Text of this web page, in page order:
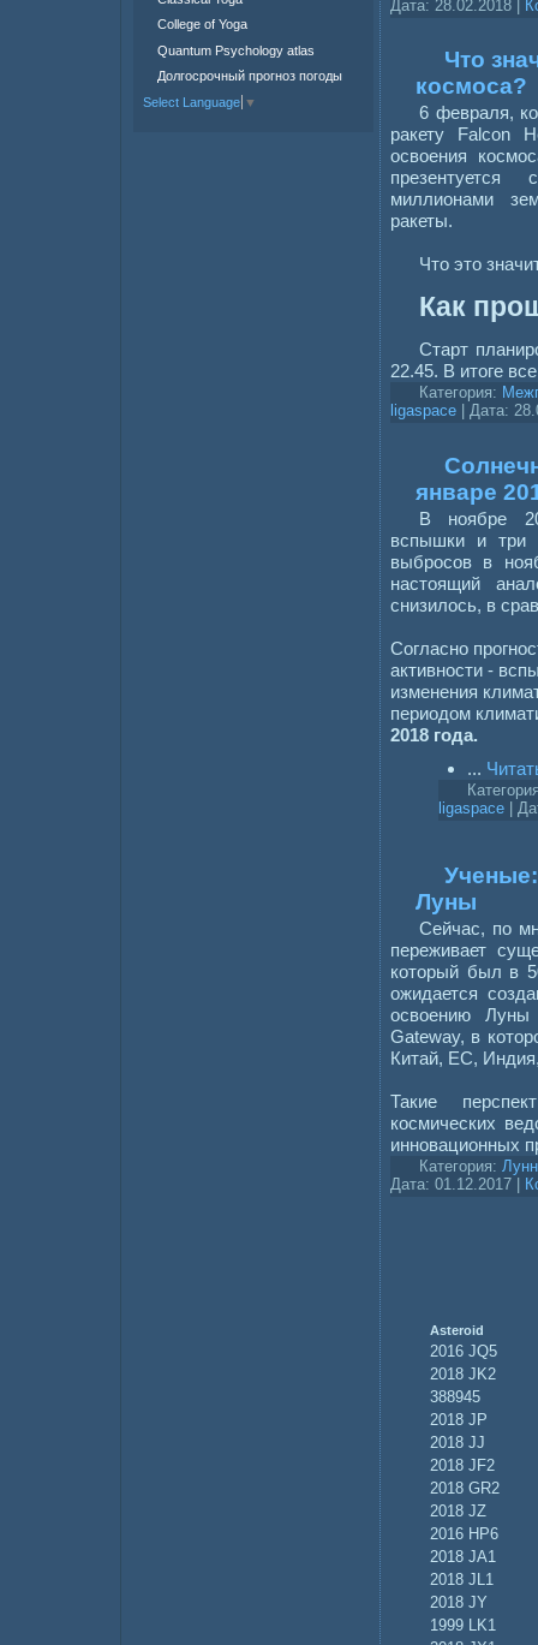
College of Yoga
Quantum Psychology atlas
Долгосрочный прогноз погоды
Select Language ▼
Дата: 28.02.2018
Что
космоса?
6 февраля,
ракету Falcon
освоения
миллионами
ракеты.
Что это
Как
Старт
22.45. В итоге
Категория:
ligaspace | Дата:
январе
В ноябре
вспышки и три
выбросов в
настоящий
снизилось, в
Согласно
активности -
изменения
периодом
2018 года.
...
ligaspace |
Луны
Сейчас, по
переживает
который был в
ожидается
освоению
Gateway, в
Китай, ЕС,
Такие
космических
инновационных
Категория:
Дата: 01.12.2017 |
Asteroid
2016 JQ5
2018 JK2
388945
2018 JP
2018 JJ
2018 JF2
2018 GR2
2018 JZ
2016 HP6
2018 JA1
2018 JL1
2018 JY
1999 LK1